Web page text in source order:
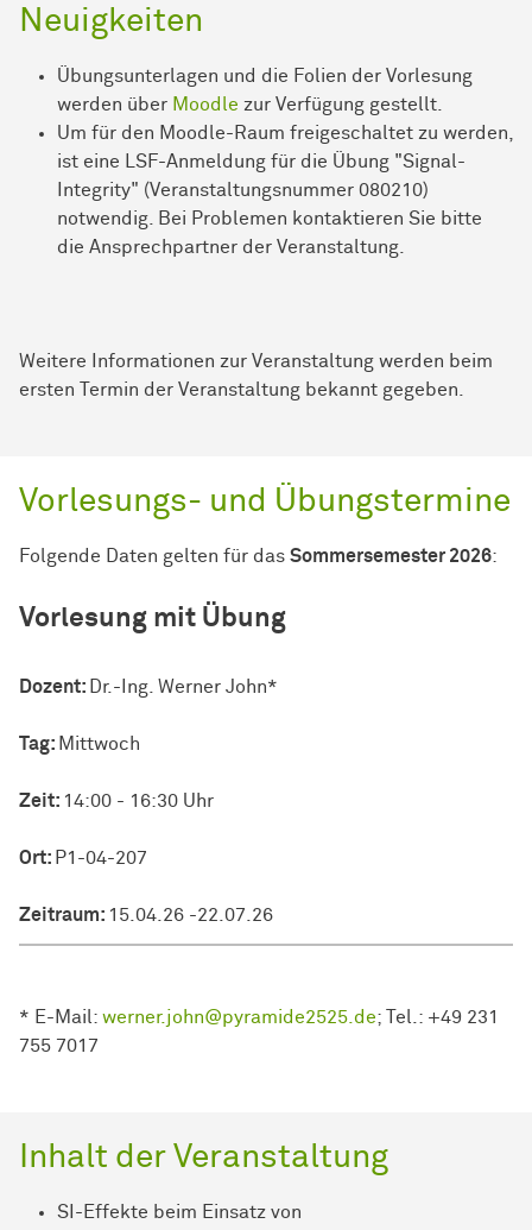
Neuigkeiten
Übungsunterlagen und die Folien der Vorlesung
werden über Moodle zur Verfügung gestellt.
Um für den Moodle-Raum freigeschaltet zu werden,
ist eine LSF-Anmeldung für die Übung "Signal-
Integrity" (Veranstaltungsnummer 080210)
notwendig. Bei Problemen kontaktieren Sie bitte
die Ansprechpartner der Veranstaltung.
Weitere Informationen zur Veranstaltung werden beim
ersten Termin der Veranstaltung bekannt gegeben.
Vorlesungs- und Übungstermine
Folgende Daten gelten für das Sommersemester 2026:
Vorlesung mit Übung
Dozent
Tag
Zeit
Ort
Zeitraum
Dozent: Dr.-Ing. Werner John*
Tag: Mittwoch
Zeit: 14:00 - 16:30 Uhr
Ort: P1-04-207
Zeitraum: 15.04.26 -22.07.26
* E-Mail: werner.john@pyramide2525.de; Tel.: +49 231
755 7017
Inhalt der Veranstaltung
SI-Effekte beim Einsatz von